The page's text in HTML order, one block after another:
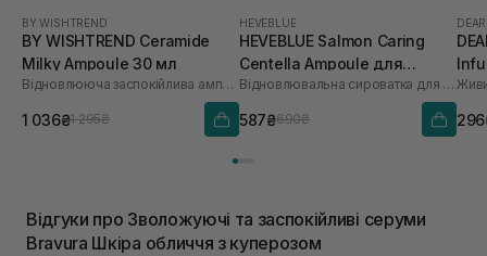
BY WISHTREND
BY WISHTREND Ceramide
Milky Ampoule 30 мл
Відновлююча заспокійлива ампула для обличчя
1 036₴1 295₴
HEVEBLUE
HEVEBLUE Salmon Caring
Centella Ampoule для
зволоження та зміцнення Відновлювальна сироватка для обличчя
587₴690₴
Відгуки про Зволожуючі та заспокійливі серуми
Bravura Шкіра обличчя з куперозом